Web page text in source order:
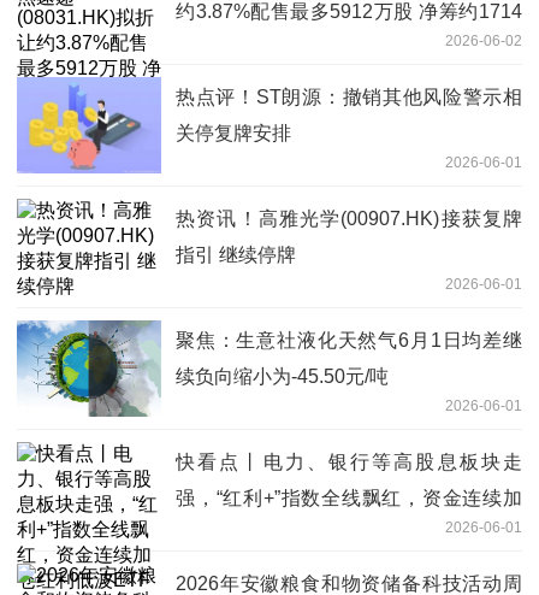
约3.87%配售最多5912万股 净筹约1714
2026-06-02
热点评！ST朗源：撤销其他风险警示相
关停复牌安排
2026-06-01
热资讯！高雅光学(00907.HK)接获复牌
指引 继续停牌
2026-06-01
聚焦：生意社液化天然气6月1日均差继
续负向缩小为-45.50元/吨
2026-06-01
快看点丨电力、银行等高股息板块走
强，“红利+”指数全线飘红，资金连续加
仓红利低波ETF易方达（563020）2026-06-01
2026年安徽粮食和物资储备科技活动周